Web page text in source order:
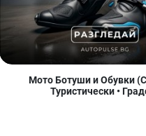
Мото Ботуши и Обувки
Туристически •